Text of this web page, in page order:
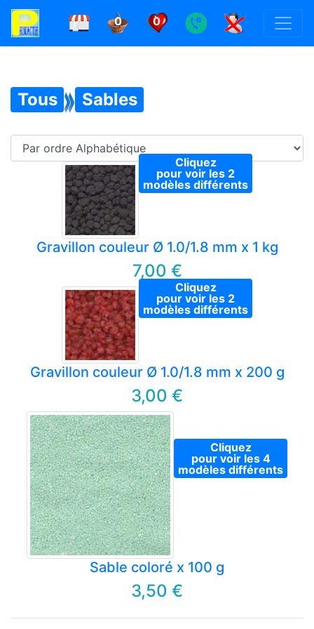
0 0
Tous Sables
Cliquez
pour voir les 2
modèles différents
Gravillon couleur Ø 1.0/1.8 mm x 1 kg
7,00 €
Cliquez
pour voir les 2
modèles différents
Gravillon couleur Ø 1.0/1.8 mm x 200 g
3,00 €
Cliquez
pour voir les 4
modèles différents
Sable coloré x 100 g
3,50 €